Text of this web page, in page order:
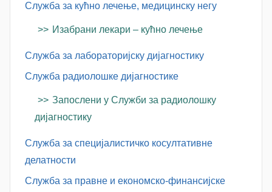
Служба за кућно лечење, медицинску негу
Изабрани лекари – кућно лечење
Служба за лабораторијску дијагностику
Служба радиолошке дијагностике
Запослени у Служби за радиолошку
дијагностику
Служба за специјалистичко косултативне
делатности
Служба за правне и економско-финансијске